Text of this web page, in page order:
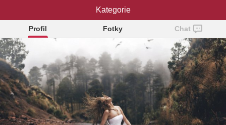
sashabrown23
Profil Fotky Chat
Kategorie